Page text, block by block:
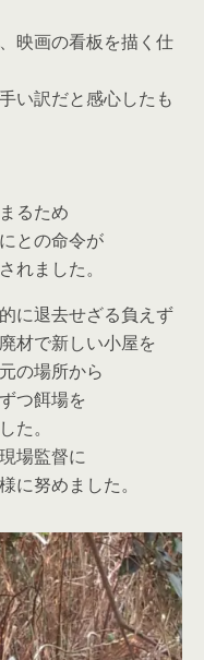
映画の看板を描く仕
い訳だと感心したも
るため
との命令が
れました。
に退去せざる負えず
材で新しい小屋を
の場所から
つ餌場を
た。
場監督に
に努めました。